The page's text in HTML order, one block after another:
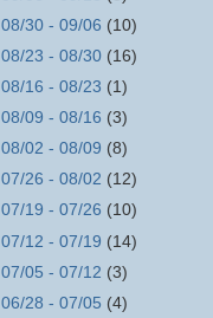
08/30 - 09/06 (10)
08/23 - 08/30 (16)
08/16 - 08/23 (1)
08/09 - 08/16 (3)
08/02 - 08/09 (8)
07/26 - 08/02 (12)
07/19 - 07/26 (10)
07/12 - 07/19 (14)
07/05 - 07/12 (3)
06/28 - 07/05 (4)